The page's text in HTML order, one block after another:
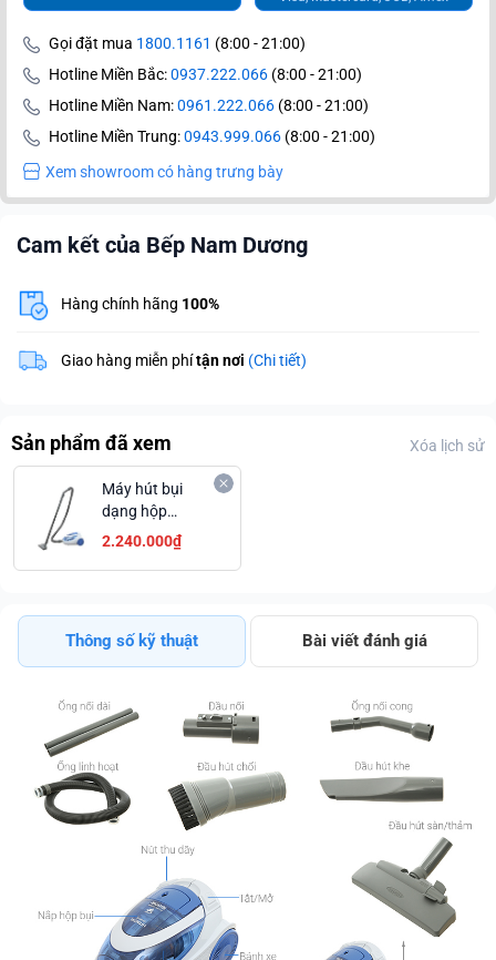
Gọi đặt mua 1800.1161 (8:00 - 21:00)
Hotline Miền Bắc:0937.222.066 (8:00 - 21:00)
Hotline Miền Nam:0961.222.066 (8:00 - 21:00)
Hotline Miền Trung:0943.999.066 (8:00 - 21:00)
Xem showroom có hàng trưng bày
Cam kết của Bếp Nam Dương
Hàng chính hãng 100%
Giao hàng miễn phítận nơi (Chi tiết)
Sản phẩm đã xem Xóa lịch sử
Máy hút bụi
dạng hộp
Hitachi CV-
2.240.000₫
Thông số kỹ thuật Bài viết đánh giá